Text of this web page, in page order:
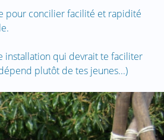
pour concilier facilité et rapidité
installation qui devrait te faciliter
plutôt de tes jeunes...)